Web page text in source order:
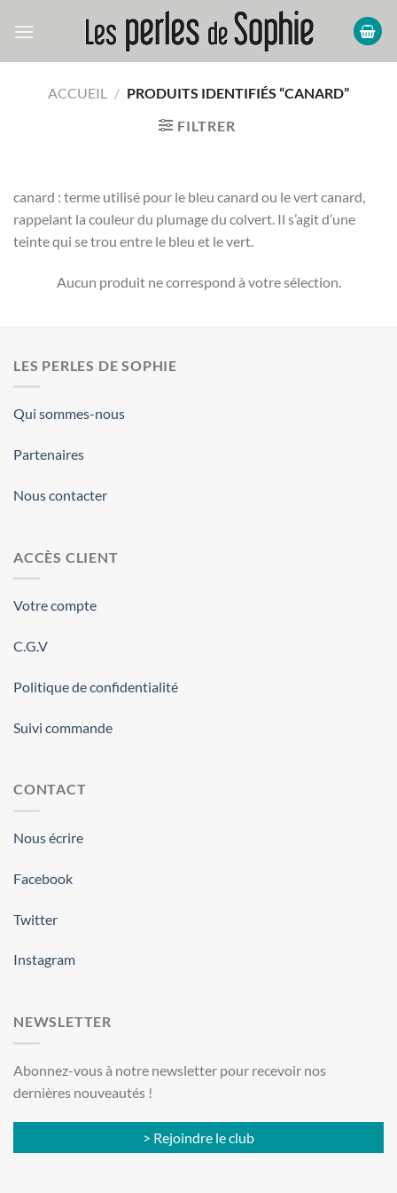
ACCUEIL / PRODUITS IDENTIFIÉS “CANARD”
FILTRER
canard : terme utilisé pour le bleu canard ou le vert canard,
rappelant la couleur du plumage du colvert. Il s’agit d’une
teinte qui se trou entre le bleu et le vert.
Aucun produit ne correspond à votre sélection.
LES PERLES DE SOPHIE
Qui sommes-nous
Partenaires
Nous contacter
ACCÈS CLIENT
Votre compte
C.G.V
Politique de confidentialité
Suivi commande
CONTACT
Nous écrire
Facebook
Twitter
Instagram
NEWSLETTER
Abonnez-vous à notre newsletter pour recevoir nos
dernières nouveautés !
> Rejoindre le club